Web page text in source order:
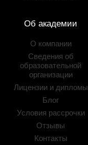
Об академии
О компании
Сведения об
образовательной
организации
Лицензии и дипломы
Блог
Условия рассрочки
Отзывы
Контакты